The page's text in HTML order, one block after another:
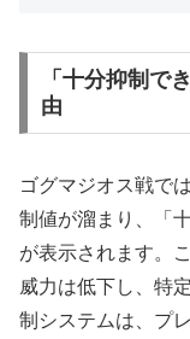
「十分抑制で
由
ゴグマジオス戦で
制値が溜まり、「
が表示されます。
威力は低下し、特
制システムは、プ